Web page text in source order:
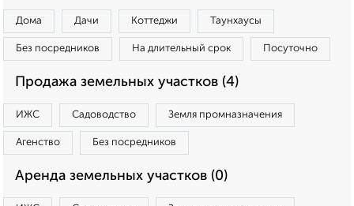
Дома Дачи Коттеджи Таунхаусы
Без посредников На длительный срок Посуточно
Продажа земельных участков (4)
ИЖС Садоводство Земля промназначения
Агенство Без посредников
Аренда земельных участков (0)